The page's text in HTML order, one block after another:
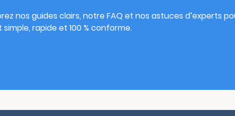
nos guides clairs, notre FAQ et nos astuces d’experts
rapide et 100 % conforme.